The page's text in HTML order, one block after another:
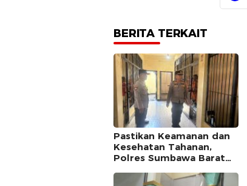
BERITA TERKAIT
Pastikan Keamanan dan
Kesehatan Tahanan,
Polres Sumbawa Barat
Rutan Secara Berkala